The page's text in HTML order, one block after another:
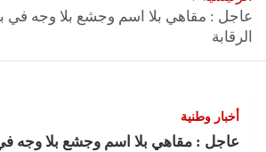
عاجل : مقاهي بلا اسم وجشع بلا وجه في
الرقابة
أخبار وطنية
عاجل : مقاهي بلا اسم وجشع بلا وجه